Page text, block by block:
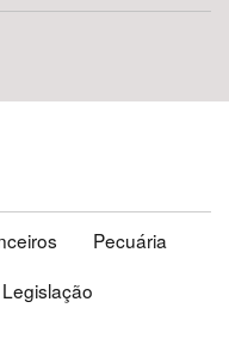
Pecuária
Legislação